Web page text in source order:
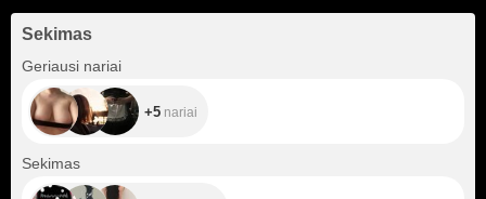
Sekimas
Geriausi nariai
+5 nariai
Sekimas